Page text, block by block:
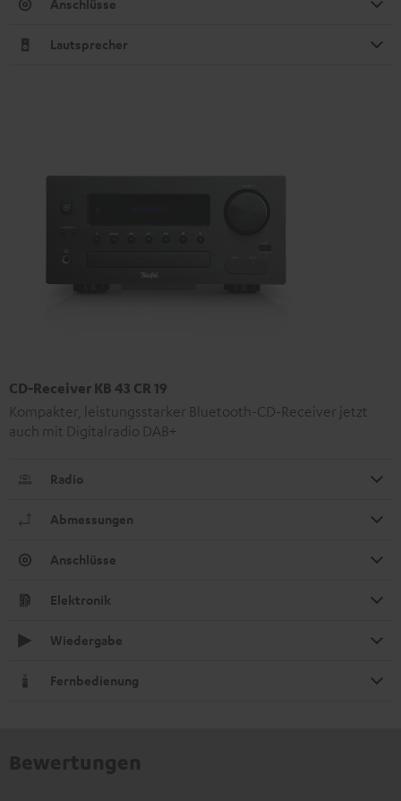
Anschlüsse
Lautsprecher
CD-Receiver KB 43 CR 19
Kompakter, leistungsstarker Bluetooth-CD-Receiver jetzt
auch mit Digitalradio DAB+
Radio
Abmessungen
Anschlüsse
Elektronik
Wiedergabe
Fernbedienung